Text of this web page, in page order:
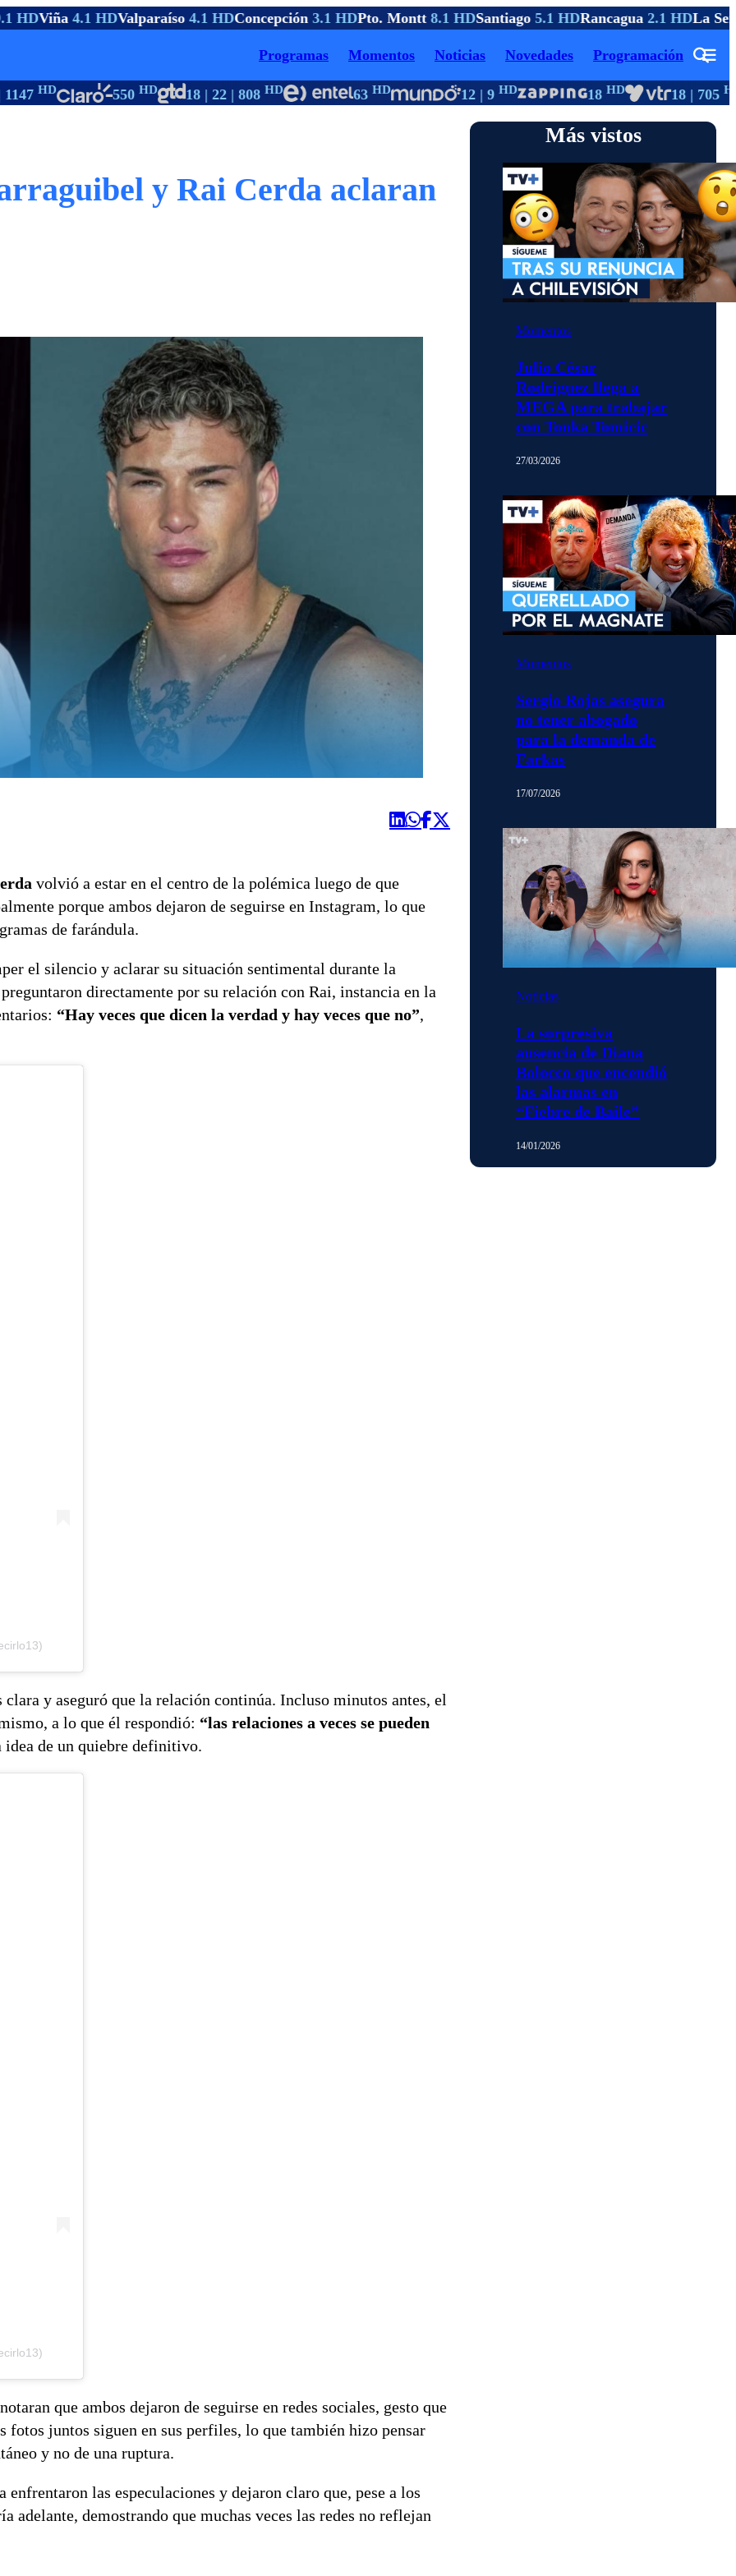
HDViña4.1 HDValparaíso4.1 HDConcepción3.1 HDPto. Montt8.1 HDSantiago5.1 HDRancagua2.1 HDLa
Programas Momentos Noticias Novedades Programación
HD 550HD 18 | 22 | 808HD 63HD 12 | 9 HD 18HD 18 | 705HD
y Rai Cerda aclaran
volvió a estar en el centro de la polémica luego de que
porque ambos dejaron de seguirse en Instagram, lo que
de farándula.
el silencio y aclarar su situación sentimental durante la
preguntaron directamente por su relación con Rai, instancia en la
“Hay veces que dicen la verdad y hay veces que no”,
y aseguró que la relación continúa. Incluso minutos antes, el
a lo que él respondió: “las relaciones a veces se pueden
idea de un quiebre definitivo.
que ambos dejaron de seguirse en redes sociales, gesto que
fotos juntos siguen en sus perfiles, lo que también hizo pensar
y no de una ruptura.
enfrentaron las especulaciones y dejaron claro que, pese a los
adelante, demostrando que muchas veces las redes no reflejan
Más vistos
Momentos
Julio César
Rodríguez llega a
MEGA para trabajar
con Tonka Tomicic
27/03/2026
Momentos
Sergio Rojas asegura
no tener abogado
para la demanda de
Farkas
17/07/2026
Noticias
La sorpresiva
ausencia de Diana
Bolocco que encendió
las alarmas en
“Fiebre de Baile”
14/01/2026